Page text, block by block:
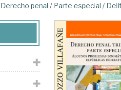
Derecho penal / Parte especial /